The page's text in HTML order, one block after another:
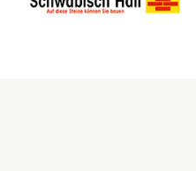
Bild-ID: 45171